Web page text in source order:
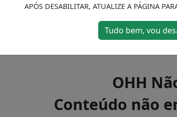
Podcasts
OHH
Conteúdo não
APÓS DESABILITAR, ATUALIZE A PÁGINA
Tudo bem, vou